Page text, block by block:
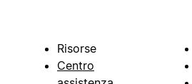
Risorse
Centro